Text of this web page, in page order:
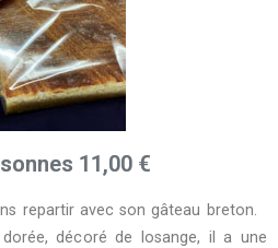
11,00 €
repartir avec son gâteau breton.
décoré de losange, il a une